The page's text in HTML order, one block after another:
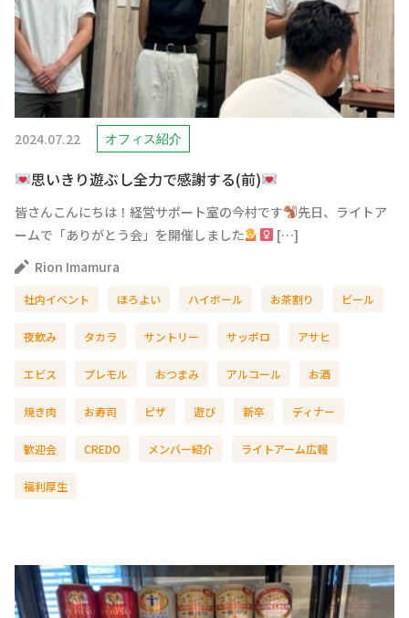
2024.07.22 オフィス紹介
思いきり遊ぶし全力で感謝する(前)
皆さんこんにちは！経営サポート室の今村です
先日、ライトア
ームで「ありがとう会」を開催しました
[…]
Rion Imamura
社内イベント ほろよい ハイボール お茶割り ビール
夜飲み タカラ サントリー サッポロ アサヒ
エビス プレモル おつまみ アルコール お酒
焼き肉 お寿司 ピザ 遊び 新卒 ディナー
歓迎会 CREDO メンバー紹介 ライトアーム広報
福利厚生